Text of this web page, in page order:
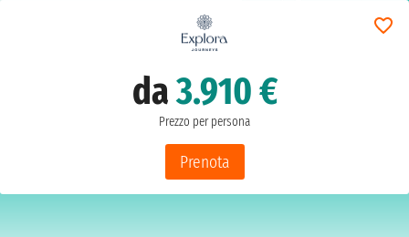
da3.910 €
Prezzo per persona
Prenota